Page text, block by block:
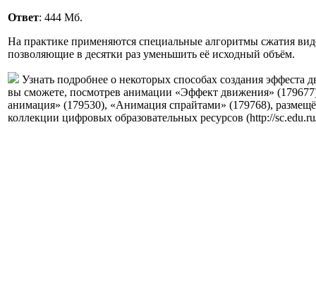
Ответ: 444 Мб.
На практике применяются специальные алгоритмы сжатия
позволяющие в десятки раз уменьшить её исходный объём.
Узнать подробнее о некоторых способах создания эффеста
вы сможете, посмотрев анимации «Эффект движения»
анимация» (179530), «Анимация спрайтами» (179768),
коллекции цифровых образовательных ресурсов (http://